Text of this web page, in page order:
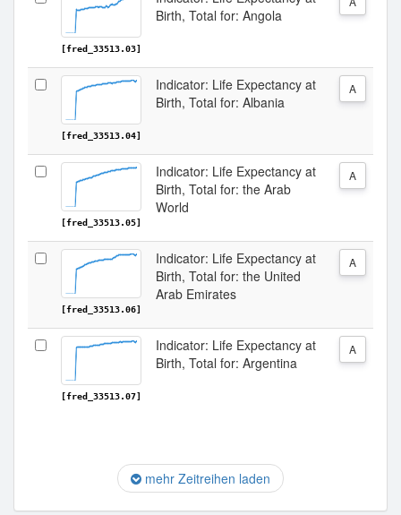
[fred_33513.03]
Birth, Total for: Angola
[fred_33513.04]
Indicator: Life Expectancy at
Birth, Total for: Albania
A
[fred_33513.05]
Indicator: Life Expectancy at
Birth, Total for: the Arab
World
A
[fred_33513.06]
Indicator: Life Expectancy at
Birth, Total for: the United
Arab Emirates
A
[fred_33513.07]
Indicator: Life Expectancy at
Birth, Total for: Argentina
A
mehr Zeitreihen laden